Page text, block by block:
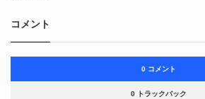
コメント
0 コメント
0 トラックバック